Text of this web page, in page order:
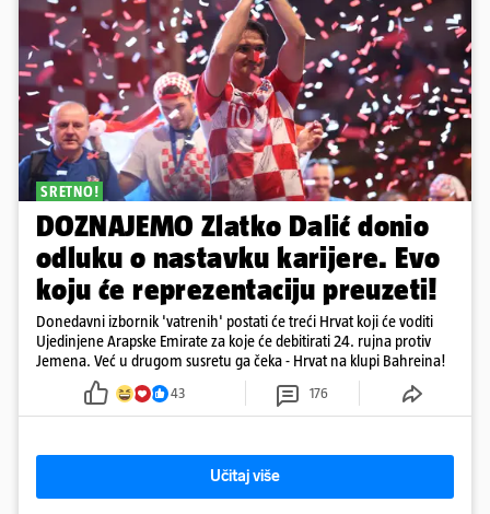
SRETNO!
DOZNAJEMO Zlatko Dalić donio
odluku o nastavku karijere. Evo
koju će reprezentaciju preuzeti!
Donedavni izbornik 'vatrenih' postati će treći Hrvat koji će voditi
Ujedinjene Arapske Emirate za koje će debitirati 24. rujna protiv
Jemena. Već u drugom susretu ga čeka - Hrvat na klupi Bahreina!
43 176
Učitaj više